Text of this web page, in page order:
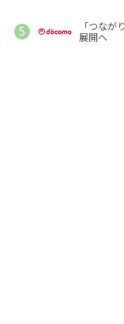
「つな
展開へ